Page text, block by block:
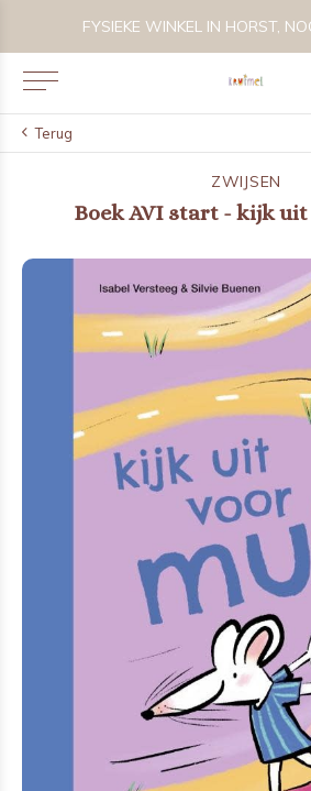
FYSIEKE WINKEL IN HORST,
Terug
ZWIJSEN
Boek AVI start - kijk